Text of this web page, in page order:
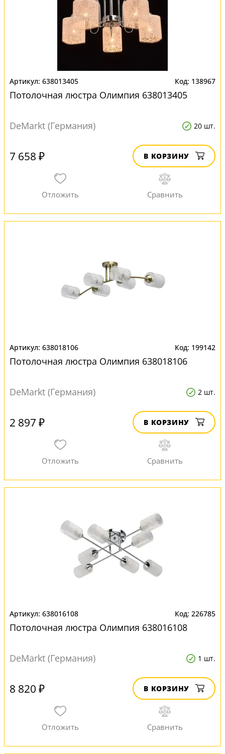
638013405 138967
Потолочная люстра Олимпия 638013405
DeMarkt (Германия) 20 шт.
7 658 ₽ В КОРЗИНУ
638018106 199142
Потолочная люстра Олимпия 638018106
DeMarkt (Германия) 2 шт.
2 897 ₽ В КОРЗИНУ
638016108 226785
Потолочная люстра Олимпия 638016108
DeMarkt (Германия) 1 шт.
8 820 ₽ В КОРЗИНУ